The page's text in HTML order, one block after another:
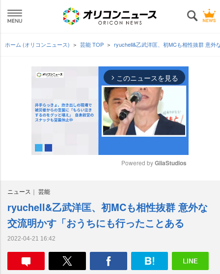
ホーム (オリコンニュース) 芸能 TOP ryuchell&乙武洋匡、初MCも相性抜群 意
arrow_forward_ios このニュースを見る
e
Powered by GliaStudios
ニュース 芸能
ryuchell&乙武洋匡、初MCも相性抜群 意外な
交流明かす「おうちにも行ったことある
2022-04-21 16:42